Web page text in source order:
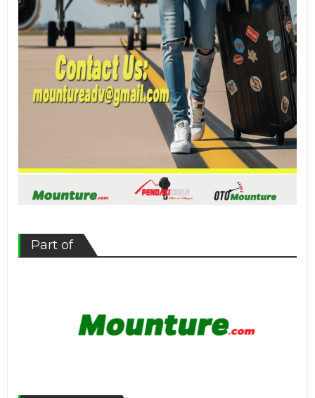
Part of